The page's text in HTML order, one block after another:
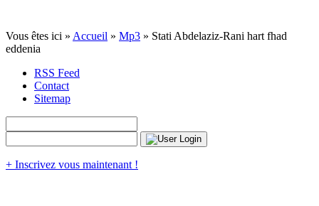
Vous êtes ici » Accueil » Mp3 » Stati Abdelaziz-Rani hart fhad
eddenia
RSS Feed
Contact
Sitemap
+ Inscrivez vous maintenant !